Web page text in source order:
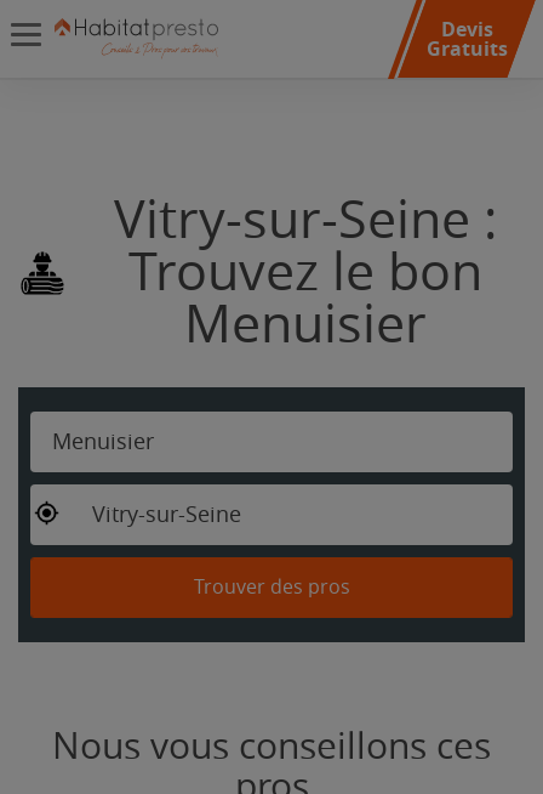
Devis
Gratuits
Vitry-sur-Seine :
Trouvez le bon
Menuisier
Menuisier
Vitry-sur-Seine
Trouver des pros
Nous vous conseillons ces